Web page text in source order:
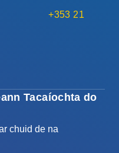
Tacaíochta do
chuid de na
+353 21